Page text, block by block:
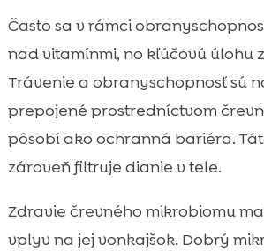
Často sa v rámci
nad vitamínmi, no kľúčovú úlohu
Trávenie a obranyschopnosť sú
prepojené prostredníctvom
pôsobí ako ochranná bariéra.
zároveň filtruje dianie v tele.
Zdravie črevného mikrobiomu
vplyv na jej vonkajšok. Dobrý